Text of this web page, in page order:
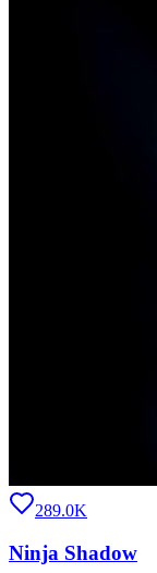
289.0K
Ninja Shadow